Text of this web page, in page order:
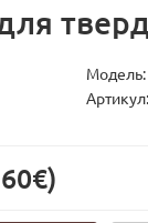
Модель: